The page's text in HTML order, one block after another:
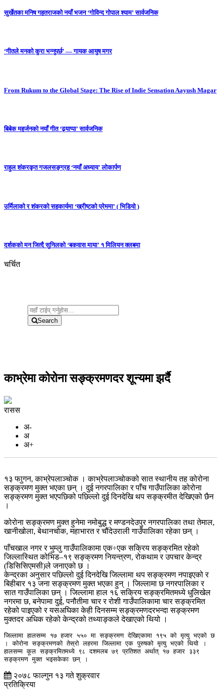
सुर्खेतका मनिष गहतराजको नयाँ भजन ‘गोविन्द गोपाल श्याम’ सार्वजनिक
‘गीतले मनको कुरा भन्नुपर्छ’ — गायक आयुष मगर
From Rukum to the Global Stage: The Rise of Indie Sensation Aayush Magar
बिबेक महर्जनको नयाँ गीत ‘ढ्याप्पा’ सार्वजनिक
राहुल शंकरकृत गजलसङ्ग्रह ‘नयाँ अध्याय’ लोकार्पण
उर्मिलाको र शंकरको सहकार्यमा ‘ख्रीष्टको प्रेममा’ ( भिडियो )
दर्शकको मन जित्दै सुनिलको ‘बकवास माया’ १ मिलियन क्लबमा
चर्चित
Search
काभ्रेमा कोरोना सङ्क्रमणदर शून्यमा झर्दै
रासस
अ-
अ
अ+
१३ फाुगन, काभ्रेपलाञ्चोक । काभ्रेपलाञ्चोकको सात स्थानीय तह कोरोना
सङ्क्रमण मुक्त भएका छन् । दुई नगरपालिका र पाँच गाउँपालिका कोरोना
सङ्क्रमण मुक्त भएपछिको पछिल्लो दुई दिनदेखि थप सङ्क्रमीत देखिएको छैन
।
कोरोना सङ्क्रमण मुक्त हुनेमा नमोबुद्ध र मण्डनदेउपुर नगरपालिका तथा तेमाल,
खानीखोला, बेथानचोक, महाभारत र चौंदेउराली गाउँपालिका रहेका छन् ।
पाँचखाल नगर र भुम्लु गाउँपालिकामा एक÷एक सक्रिय सङ्क्रमित रहेको
जिल्लास्थित कोभिड–१९ सङ्क्रमण नियन्त्रण, रोकथाम र उपचार केन्द्र
(डिसिसिएमसी)ले जनाएको छ ।
केन्द्रका अनुसार पछिल्लो दुई दिनदेखि जिल्लामा थप सङ्क्रमण नपाइएको र
बिहीबार १३ जना सङ्क्रमण मुक्त भएका हुन् । जिल्लामा छ नगरपालिका र
सात गाउँपालिका छन् । जिल्लामा हाल १६ सक्रिय सङ्क्रमितमध्ये धुलिखेल
नगरमा छ, बनेपामा दुई, पनौतीमा चार र रोशी गाउँपालिकामा चार सङ्क्रमित
रहेको पाइएको र यसअघिका केही दिनसम्म सङ्क्रमणदरभन्दा सङ्क्रमण
मुक्तदर अधिक रहेको केन्द्रको तथ्याङ्कले देखाएको थियो ।
जिल्लामा हालसम्म १७ हजार ५५० मा सङ्क्रमण देखिएकामा १९५ को मृत्यु भएको छ
। कोरोना सङ्क्रमणको तेस्रो लहरमा जिल्लामा एक पुरुषको मृत्यु भएको थियो ।
हालसम्म कूल सङ्क्रमितमध्ये ९८ दशमलब ७९ प्रतिशत अर्थात् १७ हजार ३३९
सङ्क्रमण मुक्त भइसकेका छन् ।
२०७८ फाल्गुन १३ गते शुक्रवार
प्रतिक्रिया